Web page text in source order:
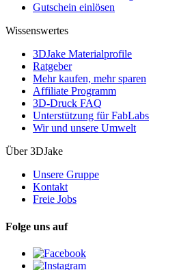
Gutschein einlösen
Wissenswertes
3DJake Materialprofile
Ratgeber
Mehr kaufen, mehr sparen
Affiliate Programm
3D-Druck FAQ
Unterstützung für FabLabs
Wir und unsere Umwelt
Über 3DJake
Unsere Gruppe
Kontakt
Freie Jobs
Folge uns auf